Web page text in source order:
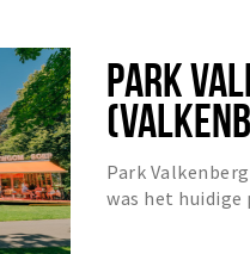
PARK
Park
was het huidige